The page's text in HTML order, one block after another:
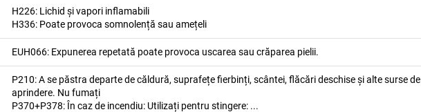
H226: Lichid și vapori inflamabili
H336: Poate provoca somnolență sau amețeli
EUH066: Expunerea repetată poate provoca uscarea sau crăparea pielii.
P210: A se păstra departe de căldură, suprafețe fierbinți, scântei, flăcări deschise și alte surse de
aprindere. Nu fumați
P370+P378: În caz de incendiu: Utilizați pentru stingere: ...